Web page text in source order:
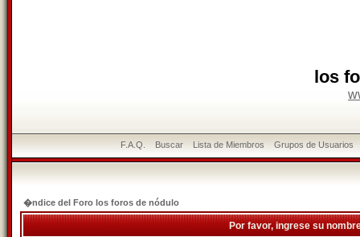
los
F.A.Q. Buscar Lista de Miembros Grupos de Usuarios
�ndice del Foro los foros de nódulo
Por favor, ingrese su